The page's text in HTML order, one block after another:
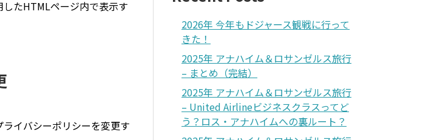
たHTMLページ内で表示す
イバシーポリシーを変更す
2026年 今年もドジャース観戦に行って
きた！
2025年 アナハイム＆ロサンゼルス旅行
– まとめ（完結）
2025年 アナハイム＆ロサンゼルス旅行
– United Airlineビジネスクラスってど
う？ロス・アナハイムへの裏ルート？